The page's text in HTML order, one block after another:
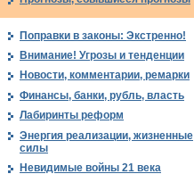
Поправки в законы: Экстренно!
Внимание! Угрозы и тенденции
Новости, комментарии, ремарки
Финансы, банки, рубль, власть
Лабиринты реформ
Энергия реализации, жизненные
силы
Невидимые войны 21 века